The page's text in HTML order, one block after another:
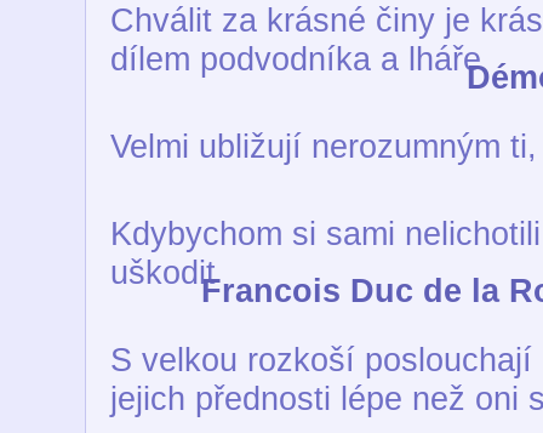
Chválit za krásné činy je
dílem podvodníka a lháře
Velmi ubližují nerozumným
Kdybychom si sami
uškoditFrancois Duc de la
S velkou rozkoší
jejich přednosti lépe než oni